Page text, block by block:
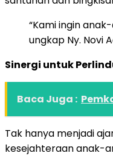
“Kami ingin
ungkap Ny. Novi
Sinergi untuk
Baca Juga :
Tak hanya menjadi
kesejahteraan anak-